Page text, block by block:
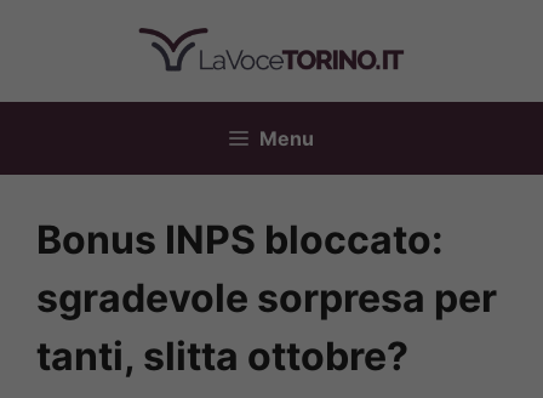
contenuto
Menu
Bonus INPS bloccato:
sgradevole sorpresa per
tanti, slitta ottobre?